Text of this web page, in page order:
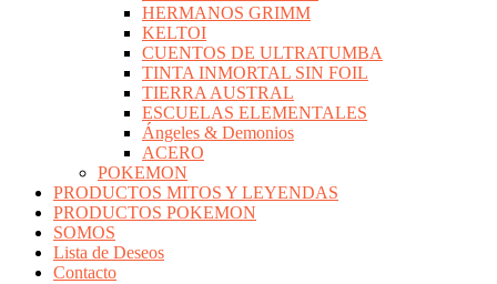
HERMANOS GRIMM
KELTOI
CUENTOS DE ULTRATUMBA
TINTA INMORTAL SIN FOIL
TIERRA AUSTRAL
ESCUELAS ELEMENTALES
Ángeles & Demonios
ACERO
POKEMON
PRODUCTOS MITOS Y LEYENDAS
PRODUCTOS POKEMON
SOMOS
Lista de Deseos
Contacto